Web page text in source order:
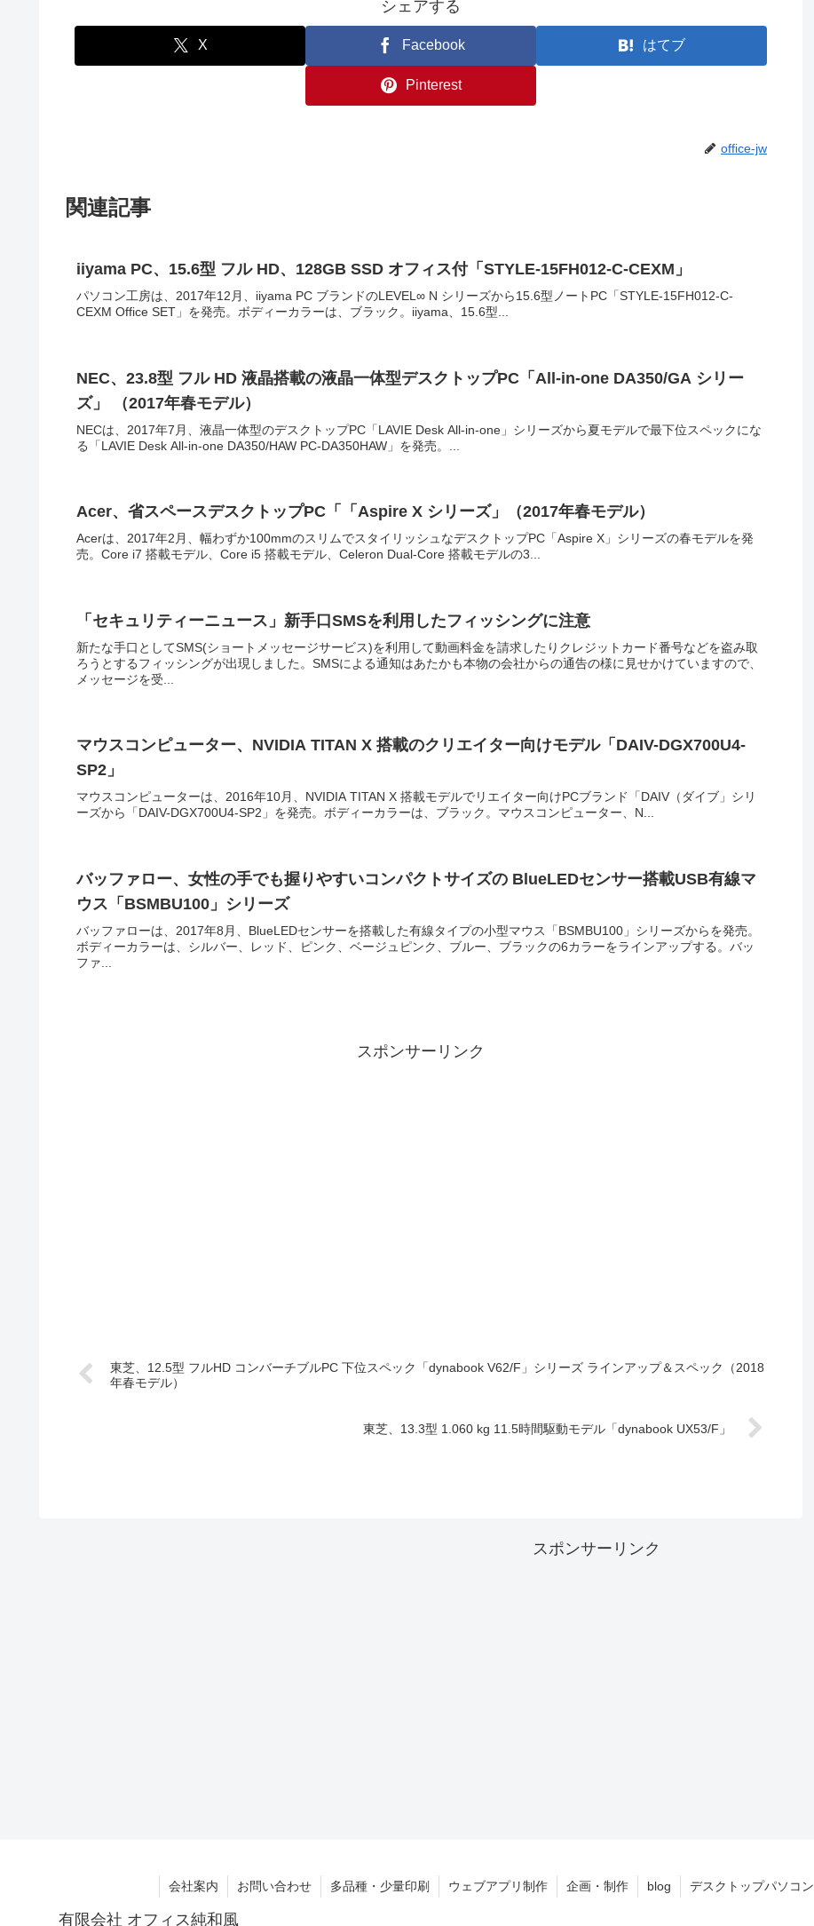
シェアする
X Facebook はてブ
Pinterest
office-jw
関連記事
iiyama PC、15.6型 フル HD、128GB SSD オフィス付「STYLE-15FH012-C-CEXM」
パソコン工房は、2017年12月、iiyama PC ブランドのLEVEL∞ N シリーズから15.6型ノートPC「STYLE-15FH012-C-
CEXM Office SET」を発売。ボディーカラーは、ブラック。iiyama、15.6型...
NEC、23.8型 フル HD 液晶搭載の液晶一体型デスクトップPC「All-in-one DA350/GA シリー
ズ」 （2017年春モデル）
NECは、2017年7月、液晶一体型のデスクトップPC「LAVIE Desk All-in-one」シリーズから夏モデルで最下位スペックにな
る「LAVIE Desk All-in-one DA350/HAW PC-DA350HAW」を発売。...
Acer、省スペースデスクトップPC「「Aspire X シリーズ」（2017年春モデル）
Acerは、2017年2月、幅わずか100mmのスリムでスタイリッシュなデスクトップPC「Aspire X」シリーズの春モデルを発
売。Core i7 搭載モデル、Core i5 搭載モデル、Celeron Dual-Core 搭載モデルの3...
「セキュリティーニュース」新手口SMSを利用したフィッシングに注意
新たな手口としてSMS(ショートメッセージサービス)を利用して動画料金を請求したりクレジットカード番号などを盗み取
ろうとするフィッシングが出現しました。SMSによる通知はあたかも本物の会社からの通告の様に見せかけていますので、
メッセージを受...
マウスコンピューター、NVIDIA TITAN X 搭載のクリエイター向けモデル「DAIV-DGX700U4-
SP2」
マウスコンピューターは、2016年10月、NVIDIA TITAN X 搭載モデルでリエイター向けPCブランド「DAIV（ダイブ」シリ
ーズから「DAIV-DGX700U4-SP2」を発売。ボディーカラーは、ブラック。マウスコンピューター、N...
バッファロー、女性の手でも握りやすいコンパクトサイズの BlueLEDセンサー搭載USB有線マ
ウス「BSMBU100」シリーズ
バッファローは、2017年8月、BlueLEDセンサーを搭載した有線タイプの小型マウス「BSMBU100」シリーズからを発売。
ボディーカラーは、シルバー、レッド、ピンク、ベージュピンク、ブルー、ブラックの6カラーをラインアップする。バッ
ファ...
スポンサーリンク
東芝、12.5型 フルHD コンバーチブルPC 下位スペック「dynabook V62/F」シリーズ ラインアップ＆スペック（2018
年春モデル）
東芝、13.3型 1.060 kg 11.5時間駆動モデル「dynabook UX53/F」
スポンサーリンク
有限会社 オフィス純和風
会社案内 お問い合わせ 多品種・少量印刷 ウェブアプリ制作 企画・制作 blog デスクトップパソコン